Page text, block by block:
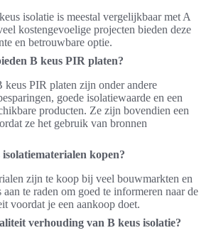
isolatie is meestal vergelijkbaar met A
kostengevoelige projecten bieden deze
en betrouwbare optie.
B keus PIR platen?
PIR platen zijn onder andere
goede isolatiewaarde en een
producten. Ze zijn bovendien een
ze het gebruik van bronnen
kopen?
zijn te koop bij veel bouwmarkten en
te raden om goed te informeren naar de
voordat je een aankoop doet.
verhouding van B keus isolatie?